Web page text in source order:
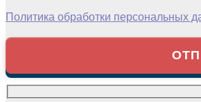
Политика обработки персональных